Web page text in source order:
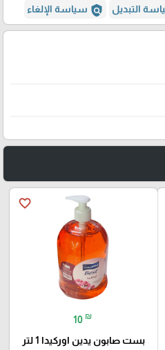
التبديل policy سياسة الإلغاء
favorite_border
10 ₪
بست صابون يدين اوركيدا 1 لتر